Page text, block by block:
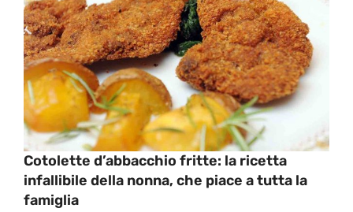
Cotolette d’abbacchio fritte: la ricetta
infallibile della nonna, che piace a tutta la
famiglia